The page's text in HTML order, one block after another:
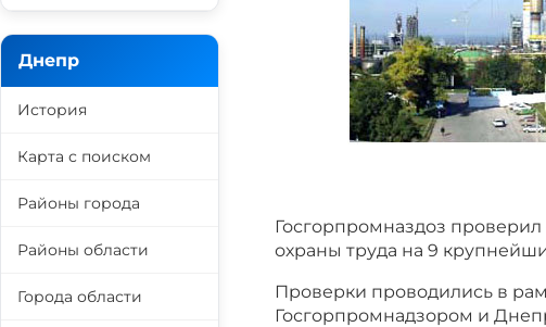
Госгорпромназдоз
охраны труда на 9
Проверки проводились в
Госгорпромнадзором и
Днепр
История
Карта с поиском
Районы города
Районы области
Города области